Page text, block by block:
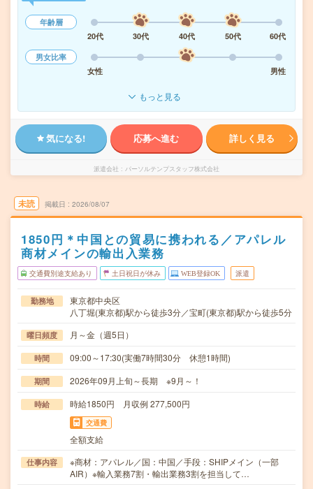
年齢層
20代
30代 40代 50代
60代
男女比率
女性
男性
もっと見る
気になる! 応募へ進む 詳しく見る
派遣会社 パーソルテンプスタッフ株式会社
未読 掲載日 2026/08/07
1850円＊中国との貿易に携われる／アパレル
商材メインの輸出入業務
交通費別途支給あり 土日祝日が休み WEB登録OK 派遣
勤務地
東京都中央区
八丁堀(東京都)駅から徒歩3分／宝町(東京都)駅から徒歩5分
曜日頻度 月～金（週5日）
時間 09:00～17:30(実働7時間30分 休憩1時間)
期間 2026年09月上旬～長期 ※9月～！
時給 時給1850円 月収例 277,500円
交通費
全額支給
仕事内容
※商材：アパレル／国：中国／手段：SHIPメイン（一部
AIR）※輸入業務7割・輸出業務3割を担当して…